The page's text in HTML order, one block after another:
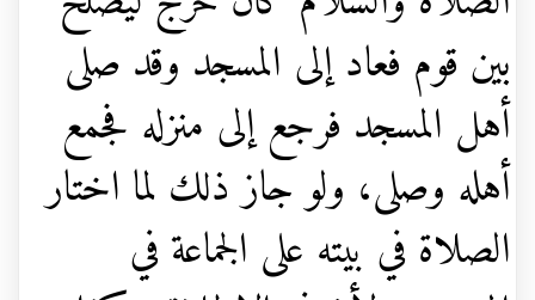
بين قوم فعاد إلى المسجد وقد صلى
أهل المسجد فرجع إلى منزله فجمع
أهله وصلى، ولو جاز ذلك لما اختار
الصلاة في بيته على الجماعة في